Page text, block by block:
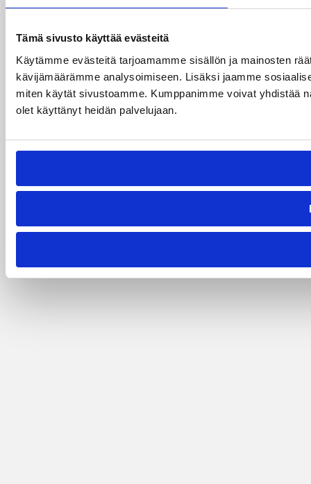
Tämä sivusto käyttää evästeitä
Käytämme evästeitä tarjoamamme sisällön ja mainosten
kävijämäärämme analysoimiseen. Lisäksi jaamme
miten käytät sivustoamme. Kumppanimme voivat yhdistää
olet käyttänyt heidän palvelujaan.